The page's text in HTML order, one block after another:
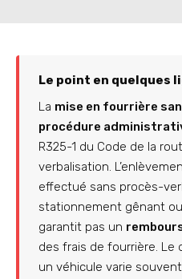
Le point en quelques
La mise en fourrière
procédure
R325-1 du Code de la
verbalisation.
effectué sans procès-
stationnement gênant ou
garantit pas un
des frais de fourrière. Le
un véhicule varie